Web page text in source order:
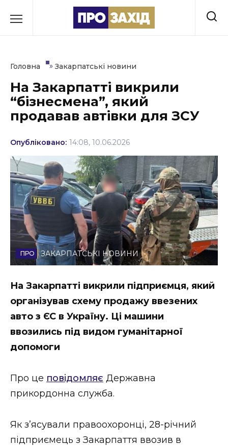
до
Культура
Освіта
Події
Політика
Соціум
Спорт
Стиль життя
Втрачений Ужгород
Втрачений Ужгород (відеоверсія)
ЗАКАРПАТСЬКІ НОВИНИ
НОВИНИ ЗАХІДНОЇ УКРАЇНИ
ФОТО
Головна » Закарпатські новини
На Закарпатті викрили
“бізнесмена”, який
продавав автівки для ЗСУ
Опубліковано: 14:08, 10.06.2026
ЗАКАРПАТСЬКІ НОВИНИ
На Закарпатті викрили підприємця, який
організував схему продажу ввезених
авто з ЄС в Україну. Ці машини
ввозились під видом гуманітарної
допомоги
Про це повідомляє Державна
прикордонна служба.
Як з’ясували правоохоронці, 28-річний
підприємець з Закарпаття ввозив в